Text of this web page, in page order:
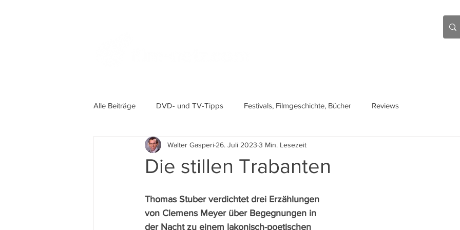
Alle Beiträge DVD- und TV-Tipps Festivals, Filmgeschichte, Bücher Reviews
Die stillen Trabanten
Walter Gasperi 26. Juli 2023 3 Min. Lesezeit
Thomas Stuber verdichtet drei Erzählungen
von Clemens Meyer über Begegnungen in
der Nacht zu einem lakonisch-poetischen